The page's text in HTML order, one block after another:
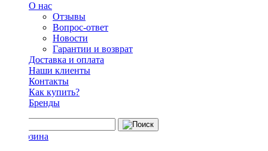
О нас
Отзывы
Вопрос-ответ
Новости
Гарантии и возврат
Доставка и оплата
Наши клиенты
Контакты
Как купить?
Бренды